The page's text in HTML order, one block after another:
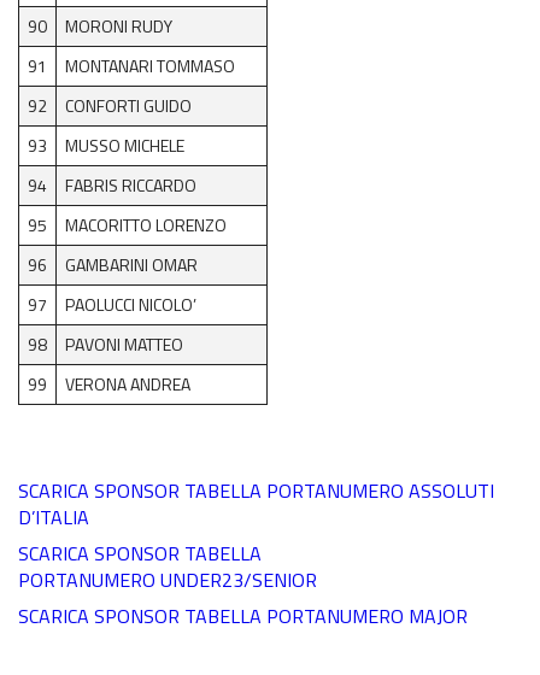
90
MORONI RUDY
91
MONTANARI TOMMASO
92
CONFORTI GUIDO
93
MUSSO MICHELE
94
FABRIS RICCARDO
95
MACORITTO LORENZO
96
GAMBARINI OMAR
97
PAOLUCCI NICOLO’
98
PAVONI MATTEO
99
VERONA ANDREA
SCARICA SPONSOR TABELLA PORTANUMERO ASSOLUTI
D’ITALIA
SCARICA SPONSOR TABELLA
PORTANUMERO UNDER23/SENIOR
SCARICA SPONSOR TABELLA PORTANUMERO MAJOR